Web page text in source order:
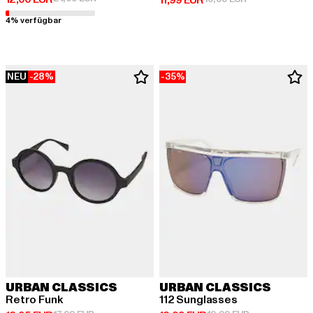
4% verfügbar
NEU -28%
URBAN CLASSICS
Retro Funk
-35%
URBAN CLASSICS
112 Sunglasses